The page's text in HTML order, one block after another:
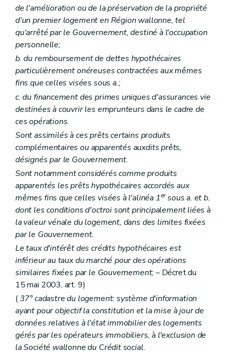
de l'amélioration ou de la préservation de la propriété
d'un premier logement en Région wallonne, tel
qu'arrêté par le Gouvernement, destiné à l'occupation
personnelle;
b. du remboursement de dettes hypothécaires
particulièrement onéreuses contractées aux mêmes
fins que celles visées sous a.;
c. du financement des primes uniques d'assurances vie
destinées à couvrir les emprunteurs dans le cadre de
ces opérations.
Sont assimilés à ces prêts certains produits
complémentaires ou apparentés auxdits prêts,
désignés par le Gouvernement.
Sont notamment considérés comme produits
apparentés les prêts hypothécaires accordés aux
mêmes fins que celles visées à l'alinéa 1ersous a. et b.
dont les conditions d'octroi sont principalement liées à
la valeur vénale du logement, dans des limites fixées
par le Gouvernement.
Le taux d'intérêt des crédits hypothécaires est
inférieur au taux du marché pour des opérations
similaires fixées par le Gouvernement;– Décret du
15 mai 2003, art. 9)
(37° cadastre du logement: système d'information
ayant pour objectif la constitution et la mise à jour de
données relatives à l'état immobilier des logements
gérés par les opérateurs immobiliers, à l'exclusion de
la Société wallonne du Crédit social.